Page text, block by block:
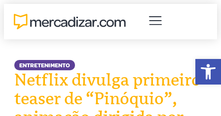
ENTRETENIMENTO
Netflix divulga primeiro
teaser de “Pinóquio”,